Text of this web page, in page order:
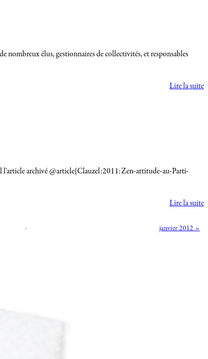
nombreux élus, gestionnaires de collectivités, et responsables
Lire la suite
l'article archivé @article{Clauzel:2011:Zen-attitude-au-Parti-
Lire la suite
- janvier 2012 »